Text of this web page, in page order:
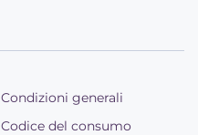
Condizioni generali
Codice del consumo